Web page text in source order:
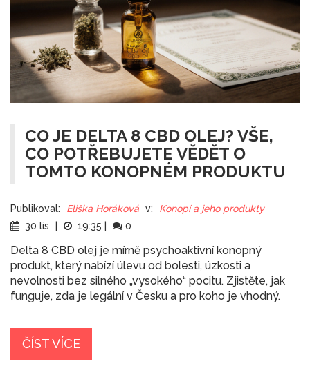
CO JE DELTA 8 CBD OLEJ? VŠE,
CO POTŘEBUJETE VĚDĚT O
TOMTO KONOPNÉM PRODUKTU
Publikoval: Eliška Horáková v:
Konopí a jeho produkty
30 lis
19:35 0
Delta 8 CBD olej je mírně psychoaktivní konopný
produkt, který nabízí úlevu od bolesti, úzkosti a
nevolnosti bez silného „vysokého“ pocitu. Zjistěte, jak
funguje, zda je legální v Česku a pro koho je vhodný.
ČÍST VÍCE